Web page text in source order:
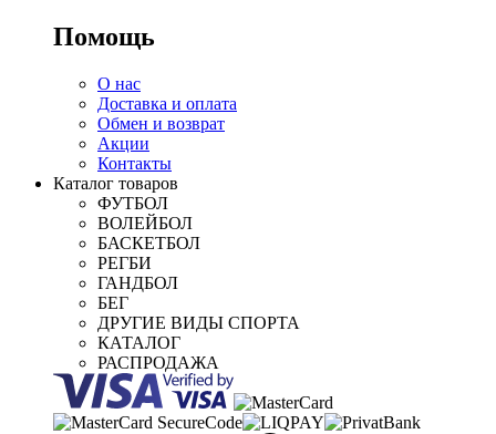
Помощь
О нас
Доставка и оплата
Обмен и возврат
Акции
Контакты
Каталог товаров
ФУТБОЛ
ВОЛЕЙБОЛ
БАСКЕТБОЛ
РЕГБИ
ГАНДБОЛ
БЕГ
ДРУГИЕ ВИДЫ СПОРТА
КАТАЛОГ
РАСПРОДАЖА